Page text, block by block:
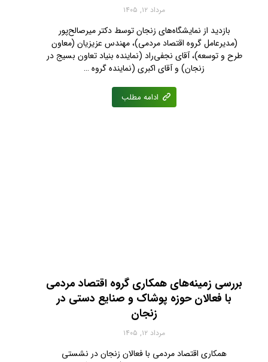
مرداد ۱۲, ۱۴۰۵
بازدید از نمایشگاه‌های زنجان توسط دکتر میرصالح‌پور
(مدیرعامل گروه اقتصاد مردمی)، مهندس عزیزیان (معاون
طرح و توسعه)، آقای نجفی‌راد (نماینده بنیاد تعاون بسیج در
زنجان) و آقای اکبری (نماینده گروه …
ادامه مطلب
بررسی زمینه‌های همکاری گروه اقتصاد مردمی
با فعالان حوزه پوشاک و صنایع دستی در
زنجان
مرداد ۱۲, ۱۴۰۵
همکاری اقتصاد مردمی با فعالان زنجان در نشستی